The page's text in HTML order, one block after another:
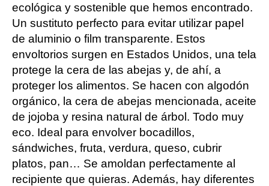
ecológica y sostenible que hemos encontrado.
Un sustituto perfecto para evitar utilizar papel
de aluminio o film transparente. Estos
envoltorios surgen en Estados Unidos, una tela
protege la cera de las abejas y, de ahí, a
proteger los alimentos. Se hacen con algodón
orgánico, la cera de abejas mencionada, aceite
de jojoba y resina natural de árbol. Todo muy
eco. Ideal para envolver bocadillos,
sándwiches, fruta, verdura, queso, cubrir
platos, pan… Se amoldan perfectamente al
recipiente que quieras. Además, hay diferentes